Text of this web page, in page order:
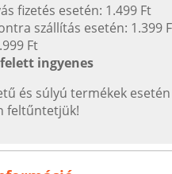
fizetés esetén: 1.499 Ft
szállítás esetén: 1.399
Ft
ingyenes
és súlyú termékek
feltűntetjük!